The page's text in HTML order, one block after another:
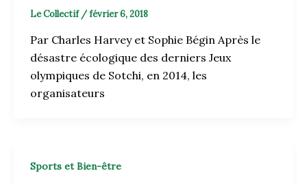
Le Collectif /février 6, 2018
Par Charles Harvey et Sophie Bégin Après le
désastre écologique des derniers Jeux
olympiques de Sotchi, en 2014, les
organisateurs
Sports et Bien-être